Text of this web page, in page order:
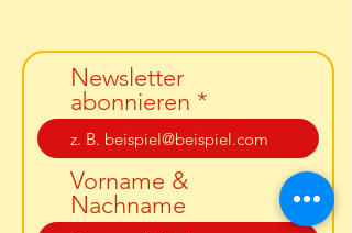
Newsletter
abonnieren
Vorname &
Nachname